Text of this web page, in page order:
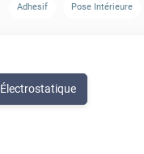
Adhesif Pose Intérieure
Électrostatique